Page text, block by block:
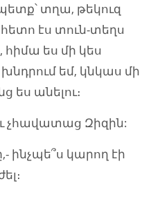
տղա, թեկուզ
հետո էս տուն-տեղս
հիմա ես մի կես
եմ, կնկաս մի
ես անելու։
չհավատաց Զիզին:
ինչպե՞ս կարող էի